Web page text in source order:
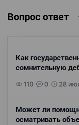
Вопрос ответ
Как
сомнительную
110 0 28
Может ли
осматривать